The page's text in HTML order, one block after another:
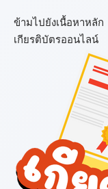
ข้ามไปยังเนื้อหาหลัก
เกียรติบัตรออนไลน์